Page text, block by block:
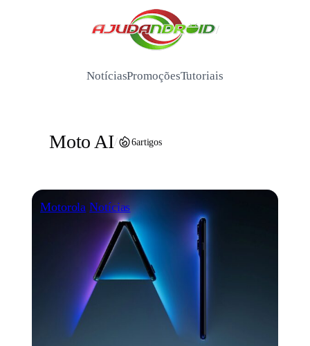
/
NotíciasPromoçõesTutoriais
Moto AI/ 6artigos
Motorola Notícias